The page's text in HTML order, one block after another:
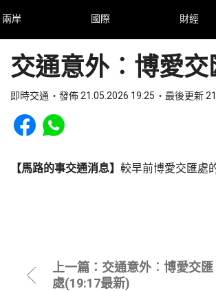
兩岸 國際 財經
交通意外︰博愛
即時交通 發佈 21.05.2026 19:25 最後更新
Share to Facebook
Share to WhatsApp
【馬路的事交通消息】 較早前博愛交匯處
上一篇：交通意外︰博愛交匯
處(19:17最新)